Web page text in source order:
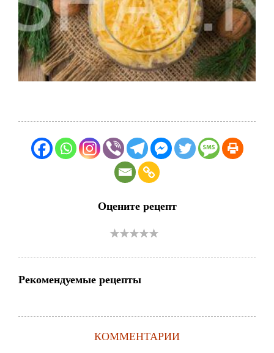
Оцените рецепт
Рекомендуемые рецепты
КОММЕНТАРИИ